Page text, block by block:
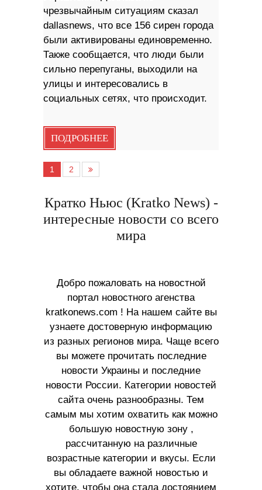
чрезвычайным ситуациям сказал
dallasnews, что все 156 сирен города
были активированы единовременно.
Также сообщается, что люди были
сильно перепуганы, выходили на
улицы и интересовались в
социальных сетях, что происходит.
ПОДРОБНЕЕ
1 2
Кратко Ньюс (Kratko News) -
интересные новости со всего
мира
Добро пожаловать на новостной
портал новостного агенства
kratkonews.com ! На нашем сайте вы
узнаете достоверную информацию
из разных регионов мира. Чаще всего
вы можете прочитать последние
новости Украины и последние
новости России. Категории новостей
сайта очень разнообразны. Тем
самым мы хотим охватить как можно
большую новостную зону ,
рассчитанную на различные
возрастные категории и вкусы. Если
вы обладаете важной новостью и
хотите, чтобы она стала достоянием